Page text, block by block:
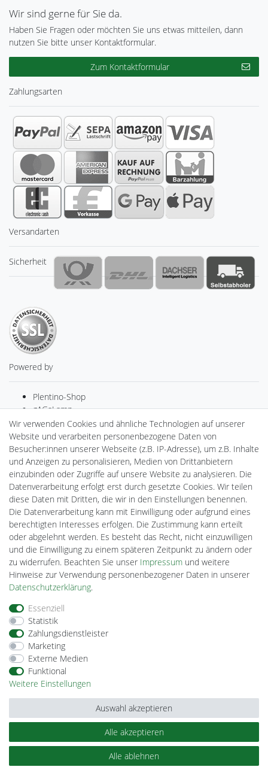
Wir sind gerne für Sie da.
Haben Sie Fragen oder möchten Sie uns etwas mitteilen, dann
nutzen Sie bitte unser Kontaktformular.
Zum Kontaktformular
Zahlungsarten
Versandarten
Sicherheit
Powered by
Plentino-Shop
gAGaLamp
Drohnenstore24
MeinUSB
Batteriespeicher
PlentiSolar
Gebrauchtlicht
Ledkauf
DEYESOLAR
Lightech Connect
CardanLight Europe
FORTIMO LEDs
Cardanlight-Shop
Wallbox24
Barrierefreiheitserklärung
© Copyright 2026 | Alle Rechte vorbehalten.
Wir verwenden Cookies und ähnliche Technologien auf unserer
Website und verarbeiten personenbezogene Daten von
Besucher:innen unserer Webseite (z.B. IP-Adresse), um z.B. Inhalte
und Anzeigen zu personalisieren, Medien von Drittanbietern
einzubinden oder Zugriffe auf unsere Website zu analysieren. Die
Datenverarbeitung erfolgt erst durch gesetzte Cookies. Wir teilen
diese Daten mit Dritten, die wir in den Einstellungen benennen.
Die Datenverarbeitung kann mit Einwilligung oder aufgrund eines
berechtigten Interesses erfolgen. Die Zustimmung kann erteilt
oder abgelehnt werden. Es besteht das Recht, nicht einzuwilligen
und die Einwilligung zu einem späteren Zeitpunkt zu ändern oder
zu widerrufen. Beachten Sie unser Impressum und weitere
Hinweise zur Verwendung personenbezogener Daten in unserer
Daten­schutz­erklärung.
Essenziell
Statistik
Zahlungsdienstleister
Marketing
Externe Medien
Funktional
Weitere Einstellungen
Alle akzeptieren
Alle ablehnen
Auswahl akzeptieren